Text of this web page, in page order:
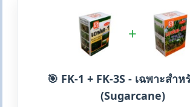
+
🎯 FK-1 + FK-3S - เฉพาะสำ
(Sugarcane)